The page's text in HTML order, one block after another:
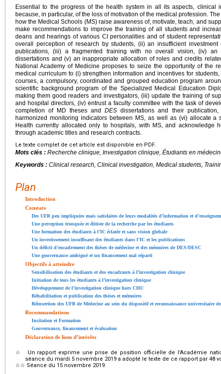
Essential to the progress of the health system in all its aspects, clinical
because, in particular, of the loss of motivation of the medical profession.
how the Medical Schools (MS) raise awareness of, motivate, teach, and
make recommendations to improve the training of all students and
deans and hearings of various CI personalities and of student
overall perception of research by students, (ii) an insufficient
publications, (iii) a fragmented training with no overall vision, (iv) an
dissertations and (v) an inappropriate allocation of roles and credits
National Academy of Medicine proposes to seize the opportunity of the
medical curriculum to (i) strengthen information and incentives for
courses, a compulsory, coordinated and grouped education program
scientific background program of the Specialized Medical Education
making them good readers and investigators, (iii) update the training of
and hospital directors, (iv) entrust a faculty committee with the task of
completion of MD theses andDES dissertations and their
harmonized monitoring indicators between MS, as well as (vi) allocate a
Health currently allocated only to hospitals, with MS, and acknowledge
through academic titles and research contracts.
Le texte complet de cet article est disponible en PDF.
Mots clés : Recherche clinique, Investigation clinique, Étudiants en
Keywords : Clinical research, Clinical investigation, Medical students,
Plan
Introduction
Constats
Des UFR peu impliquées mais satisfaites de leurs modalités d’information et
Une perception tronquée et élitiste de la recherche par les étudiants
Une formation des étudiants à l’IC éclatée et sans vision globale
Un investissement insuffisant des étudiants dans l’IC et les publications
Un déficit d’encadrement des thèses de médecine et des mémoires de DES/DESC
Une gouvernance ambiguë et un financement mal réparti
Objectifs à atteindre
Sensibilisation des étudiants et des encadrants à l’investigation clinique
Initiation de tous les étudiants à l’investigation clinique
Développement de l’investigation clinique hors CHU
Réhabilitation et publication des thèses et mémoires
Réinsertion des UFR de Médecine au sein du dispositif et reconnaissance universitaire
Recommandations
Incitation et Formation
Gouvernance, financement et évaluation
Déclaration de liens d’intérêts
☆
Un rapport exprime une prise de position officielle de l’Académie
séance du mardi 5 novembre 2019 a adopté le texte de ce rapport par 48
☆☆ Séance du 15 novembre 2019.